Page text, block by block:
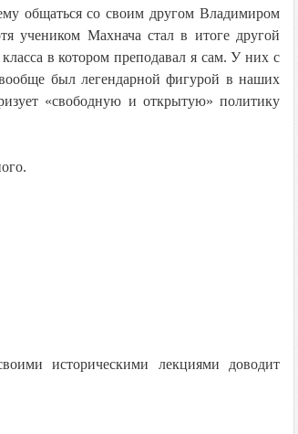
общаться со своим другом Владимиром
учеником Махнача стал в итоге другой
в котором преподавал я сам. У них с
был легендарной фигурой в наших
«свободную и открытую» политику
историческими лекциями доводит